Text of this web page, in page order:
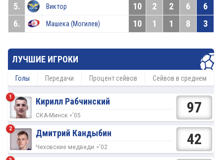
5.
Виктор 10 2 2 6
6
6.
Машека (Могилев) 10 1 1 8 3
ЛУЧШИЕ ИГРОКИ
Голы Передачи Процент сейвов Сейвов в среднем
1 Кирилл Рабчинский
СКА-Минск '05 97
2 Дмитрий Кандыбин
Чеховские медведи '02 42